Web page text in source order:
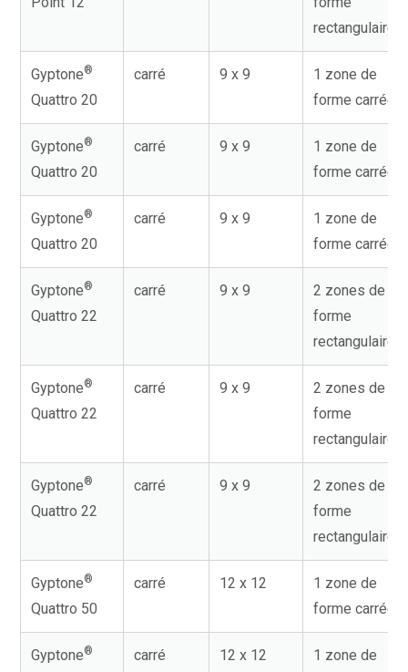
rectangulaire
Gyptone®
Quattro 20
carré 9 x 9
1 zone de
forme carrée
Gyptone®
Quattro 20
carré 9 x 9
1 zone de
forme carrée
Gyptone®
Quattro 20
carré 9 x 9
1 zone de
forme carrée
Gyptone®
Quattro 22
carré 9 x 9
2 zones de
forme
rectangulaire
Gyptone®
Quattro 22
carré 9 x 9
2 zones de
forme
rectangulaire
Gyptone®
Quattro 22
carré 9 x 9
2 zones de
forme
rectangulaire
Gyptone®
Quattro 50
carré 12 x 12
1 zone de
forme carrée
Gyptone® carré 12 x 12
1 zone de